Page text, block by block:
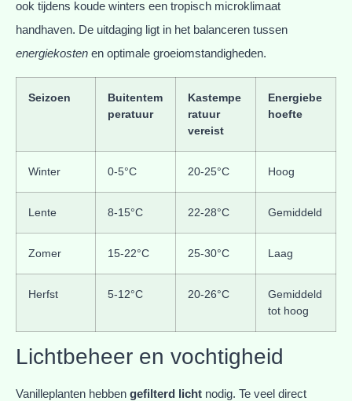
ook tijdens koude winters een tropisch microklimaat
handhaven. De uitdaging ligt in het balanceren tussen
energiekosten en optimale groeiomstandigheden.
Seizoen
Buitentem
peratuur
Kastempe
ratuur
vereist
Energiebe
hoefte
Winter 0-5°C 20-25°C Hoog
Lente 8-15°C 22-28°C Gemiddeld
Zomer 15-22°C 25-30°C Laag
Herfst 5-12°C 20-26°C
Gemiddeld
tot hoog
Lichtbeheer en vochtigheid
Vanilleplanten hebben gefilterd licht nodig. Te veel direct